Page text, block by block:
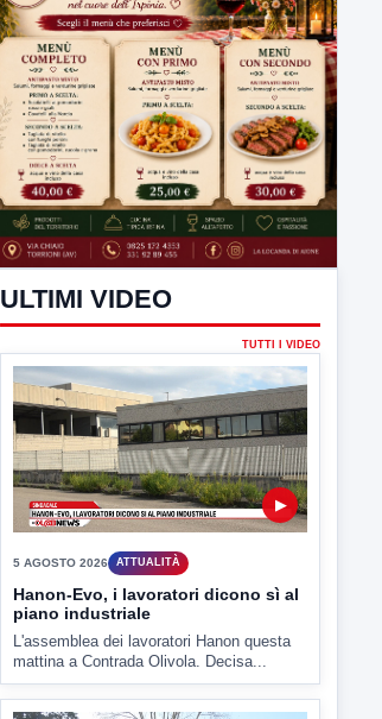
ULTIMI VIDEO
TUTTI I VIDEO
▶
5 AGOSTO 2026 ATTUALITÀ
Hanon-Evo, i lavoratori dicono sì al
piano industriale
L'assemblea dei lavoratori Hanon questa
mattina a Contrada Olivola. Decisa...